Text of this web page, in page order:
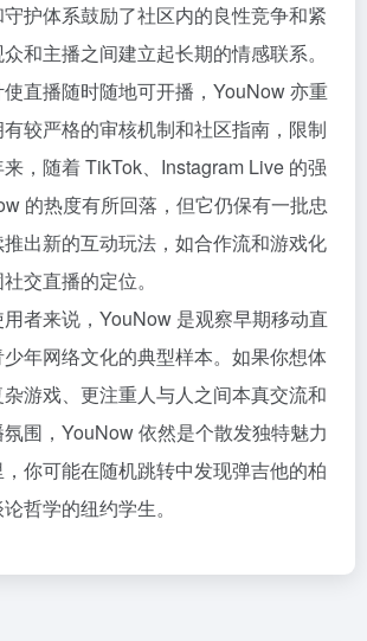
护体系鼓励了社区内的良性竞争和紧
和主播之间建立起长期的情感联系。
直播随时随地可开播，YouNow 亦重
较严格的审核机制和社区指南，限制
，随着 TikTok、Instagram Live 的强
的热度有所回落，但它仍保有一批忠
出新的互动玩法，如合作流和游戏化
交直播的定位。
者来说，YouNow 是观察早期移动直
年网络文化的典型样本。如果你想体
游戏、更注重人与人之间本真交流和
围，YouNow 依然是个散发独特魅力
你可能在随机跳转中发现弹吉他的柏
哲学的纽约学生。